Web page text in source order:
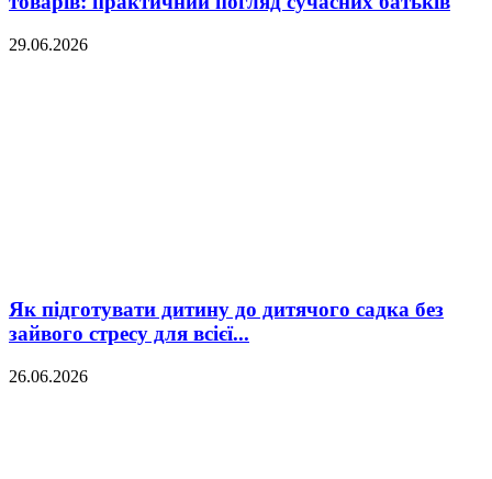
29.06.2026
Як підготувати дитину до дитячого садка без
зайвого стресу для всієї...
26.06.2026